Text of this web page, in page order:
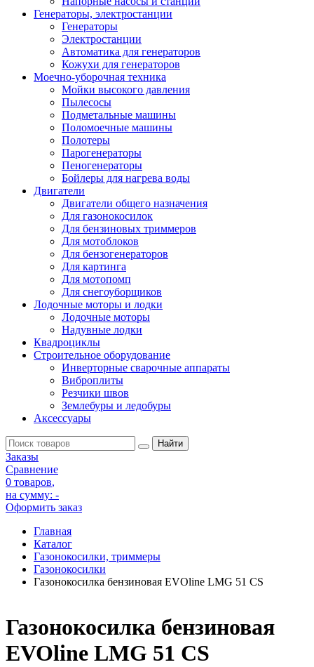
Генераторы, электростанции
Генераторы
Электростанции
Автоматика для генераторов
Кожухи для генераторов
Моечно-уборочная техника
Мойки высокого давления
Пылесосы
Подметальные машины
Поломоечные машины
Полотеры
Парогенераторы
Пеногенераторы
Бойлеры для нагрева воды
Двигатели
Двигатели общего назначения
Для газонокосилок
Для бензиновых триммеров
Для мотоблоков
Для бензогенераторов
Для картинга
Для мотопомп
Для снегоуборщиков
Лодочные моторы и лодки
Лодочные моторы
Надувные лодки
Квадроциклы
Строительное оборудование
Инверторные сварочные аппараты
Виброплиты
Резчики швов
Землебуры и ледобуры
Аксессуары
Заказы
Сравнение
0 товаров,
на сумму: -
Оформить заказ
Главная
Каталог
Газонокосилки, триммеры
Газонокосилки
Газонокосилка бензиновая EVOline LMG 51 CS
Газонокосилка бензиновая
EVOline LMG 51 CS